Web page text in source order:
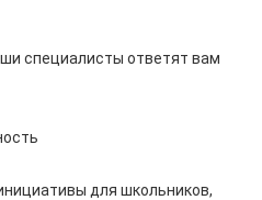
специалисты ответят вам
для школьников,